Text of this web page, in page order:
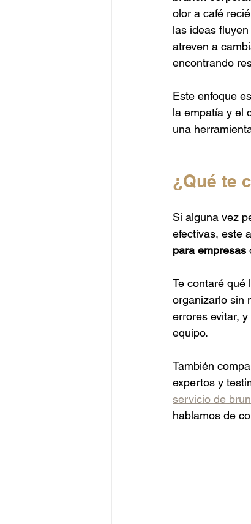
Catering Alta Gama
Catering Peruano
olor a café
las ideas
atreven a
encontrando
Este enfoque
la empatía y el
una
¿Qué te
Si alguna vez
efectivas, este
para empresas
Te contaré qué
organizarlo sin
errores evitar,
equipo.
También
expertos y
servicio de
hablamos de